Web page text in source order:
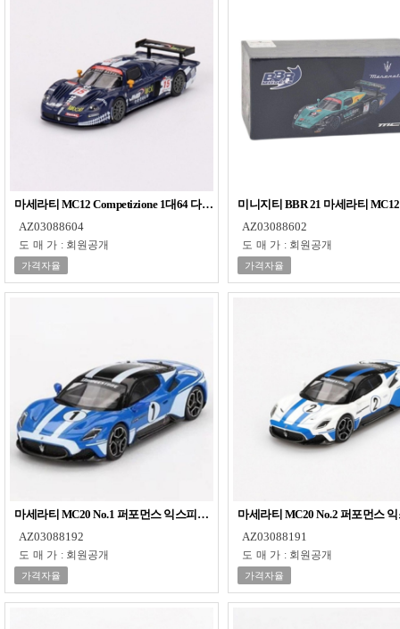
마세라티 MC12 Competizione 1대64 다이캐스트 피규어 모형 프라모
AZ03088604
도매가 : 회원공개
가격자율
미니지티 BBR 21 마세라티
AZ03088602
도매가 : 회원공개
가격자율
마세라티 MC20 No.1 퍼포먼스 익스피리언스 1대64 다이캐스트 피규어 모형 프
AZ03088192
도매가 : 회원공개
가격자율
마세라티 MC20 No.2 퍼포먼스
AZ03088191
도매가 : 회원공개
가격자율